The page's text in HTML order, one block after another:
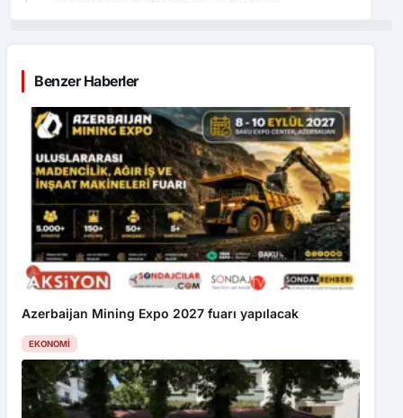
Benzer Haberler
Azerbaijan Mining Expo 2027 fuarı yapılacak
EKONOMI